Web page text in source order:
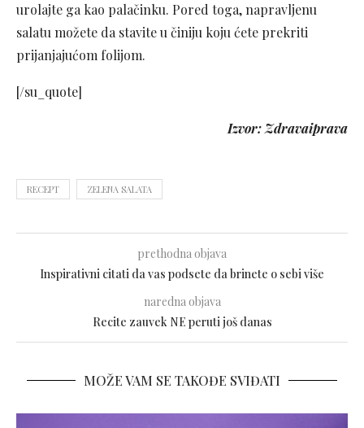
urolajte ga kao palačinku. Pored toga, napravljenu
salatu možete da stavite u činiju koju ćete prekriti
prijanjajućom folijom.
[/su_quote]
Izvor: Zdravaiprava
RECEPT ZELENA SALATA
prethodna objava
Inspirativni citati da vas podsete da brinete o sebi više
naredna objava
Recite zauvek NE peruti još danas
MOŽE VAM SE TAKOĐE SVIĐATI